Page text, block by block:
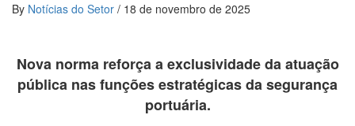
By Notícias do Setor / 18 de novembro de 2025
Nova norma reforça a exclusividade da atuação
pública nas funções estratégicas da segurança
portuária.